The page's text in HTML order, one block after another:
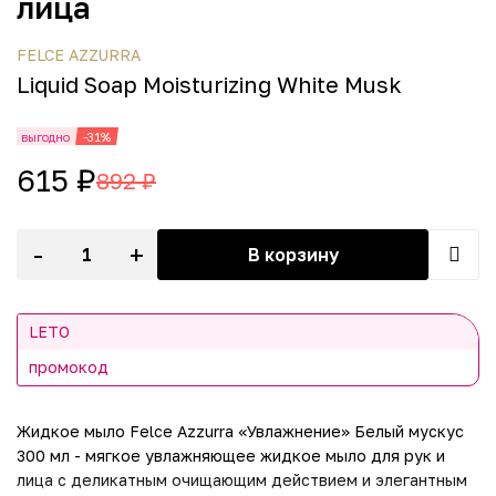
FELCE AZZURRA
Liquid Soap Moisturizing White Musk
выгодно -31%
615 ₽892 ₽
- + В корзину
LETO
промокод
Жидкое мыло Felce Azzurra «Увлажнение» Белый мускус
300 мл - мягкое увлажняющее жидкое мыло для рук и
лица с деликатным очищающим действием и элегантным